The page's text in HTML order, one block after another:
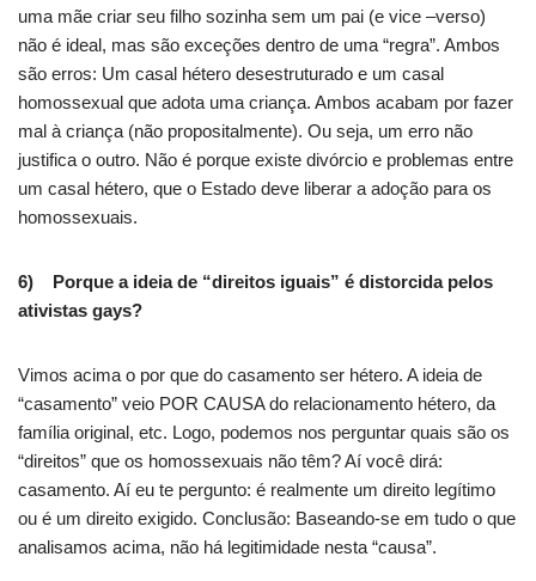
uma mãe criar seu filho sozinha sem um pai (e vice –verso)
não é ideal, mas são exceções dentro de uma “regra”. Ambos
são erros: Um casal hétero desestruturado e um casal
homossexual que adota uma criança. Ambos acabam por fazer
mal à criança (não propositalmente). Ou seja, um erro não
justifica o outro. Não é porque existe divórcio e problemas entre
um casal hétero, que o Estado deve liberar a adoção para os
homossexuais.
6) Porque a ideia de “direitos iguais” é distorcida pelos
ativistas gays?
Vimos acima o por que do casamento ser hétero. A ideia de
“casamento” veio POR CAUSA do relacionamento hétero, da
família original, etc. Logo, podemos nos perguntar quais são os
“direitos” que os homossexuais não têm? Aí você dirá:
casamento. Aí eu te pergunto: é realmente um direito legítimo
ou é um direito exigido. Conclusão: Baseando-se em tudo o que
analisamos acima, não há legitimidade nesta “causa”.